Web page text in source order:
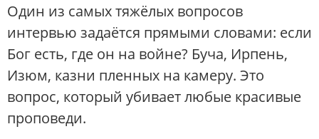
Один из самых тяжёлых вопросов
интервью задаётся прямыми словами: если
Бог есть, где он на войне? Буча, Ирпень,
Изюм, казни пленных на камеру. Это
вопрос, который убивает любые красивые
проповеди.